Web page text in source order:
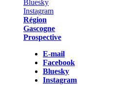
Région
Gascogne
Prospective
E-mail
Facebook
Bluesky
Instagram